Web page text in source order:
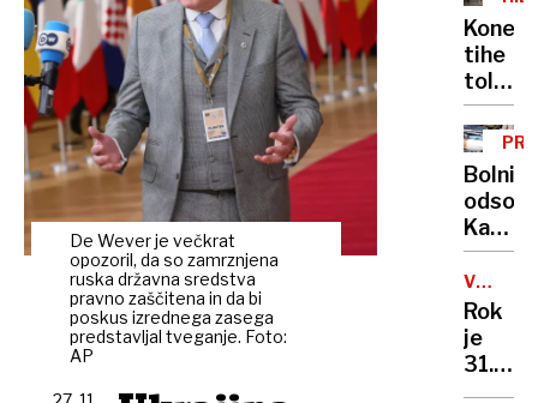
De Wever je večkrat
opozoril, da so zamrznjena
ruska državna sredstva
pravno zaščitena in da bi
poskus izrednega zasega
predstavljal tveganje. Foto:
AP
Konec
tihe
Evropa
za
bolj
na
Kako
bo
videti
laični
nadzor
in
NEDA
Rok
je
31.